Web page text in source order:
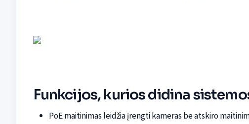
Funkcijos, kurios didina
PoE maitinimas leidžia įrengti kameras be atskiro